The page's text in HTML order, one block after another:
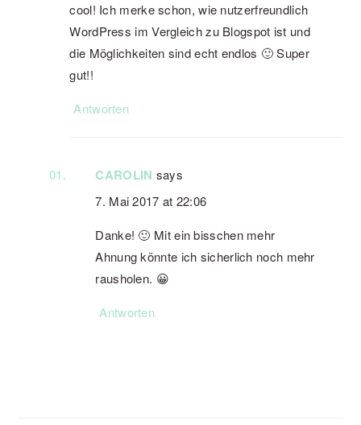
cool! Ich merke schon, wie nutzerfreundlich
WordPress im Vergleich zu Blogspot ist und
die Möglichkeiten sind echt endlos 🙂 Super
gut!!
Antworten
CAROLIN says
7. Mai 2017 at 22:06
Danke! 🙂 Mit ein bisschen mehr
Ahnung könnte ich sicherlich noch mehr
rausholen. 😀
Antworten